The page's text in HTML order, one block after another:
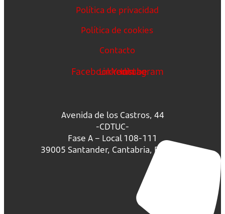
Política de privacidad
Política de cookies
Contacto
FacebookLinkedin
Youtube
Instagram
Avenida de los Castros, 44
-CDTUC-
Fase A – Local 108-111
39005 Santander, Cantabria, España.